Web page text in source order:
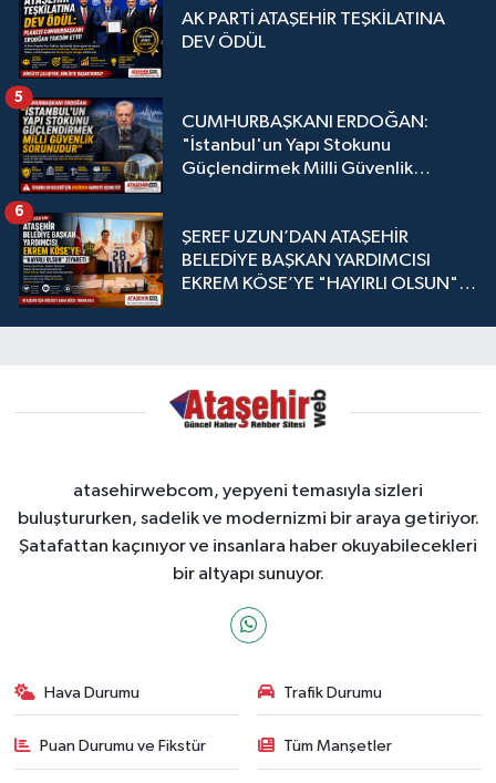
AK PARTİ ATAŞEHİR TEŞKİLATINA
DEV ÖDÜL
CUMHURBAŞKANI ERDOĞAN:
"İstanbul'un Yapı Stokunu
Güçlendirmek Milli Güvenlik
5
ŞEREF UZUN’DAN ATAŞEHİR
BELEDİYE BAŞKAN YARDIMCISI
EKREM KÖSE’YE "HAYIRLI OLSUN"
6
atasehirwebcom, yepyeni temasıyla sizleri
buluştururken, sadelik ve modernizmi bir araya getiriyor.
Şatafattan kaçınıyor ve insanlara haber okuyabilecekleri
bir altyapı sunuyor.
Hava Durumu Trafik Durumu
Puan Durumu ve Fikstür Tüm Manşetler